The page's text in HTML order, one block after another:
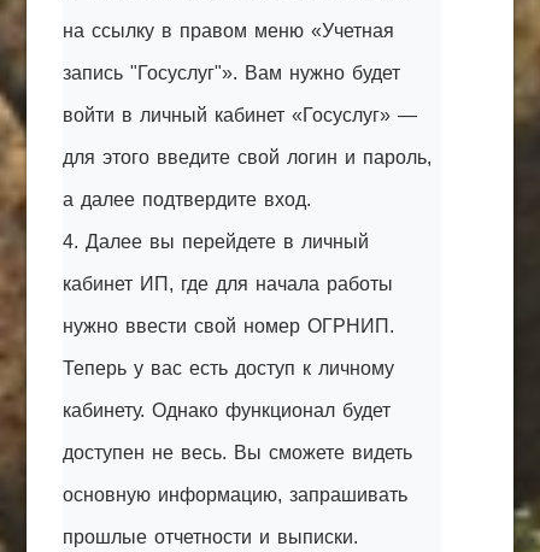
на ссылку в правом меню «Учетная
запись "Госуслуг"». Вам нужно будет
войти в личный кабинет «Госуслуг» —
для этого введите свой логин и пароль,
а далее подтвердите вход.
4. Далее вы перейдете в личный
кабинет ИП, где для начала работы
нужно ввести свой номер ОГРНИП.
Теперь у вас есть доступ к личному
кабинету. Однако функционал будет
доступен не весь. Вы сможете видеть
основную информацию, запрашивать
прошлые отчетности и выписки.